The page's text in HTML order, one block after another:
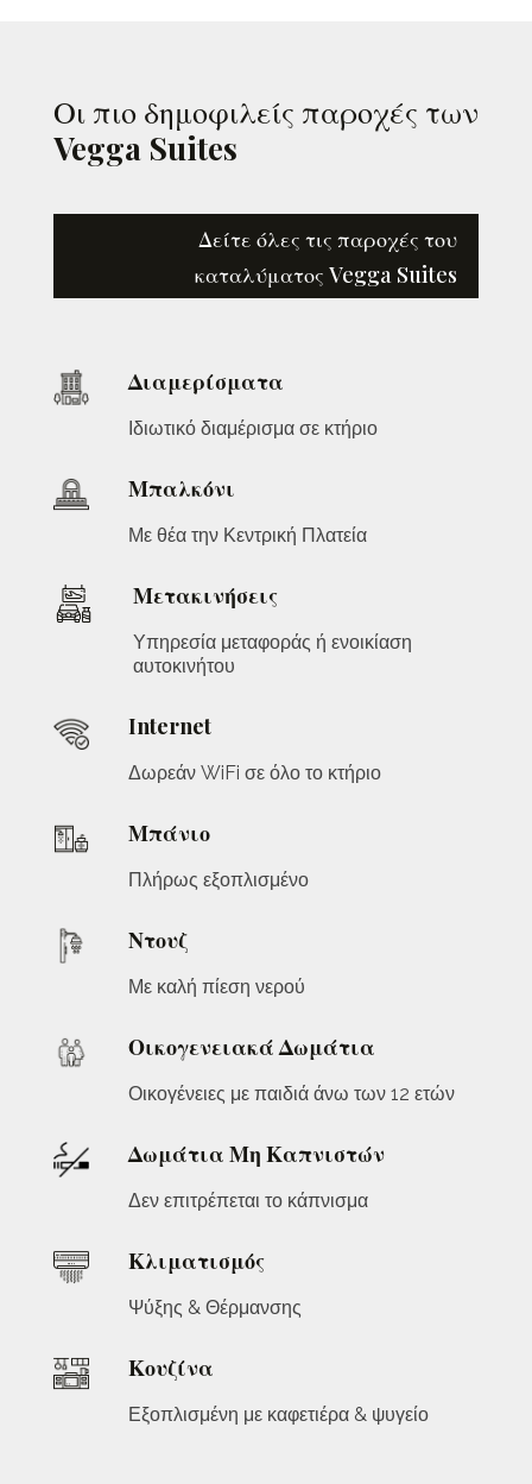
Οι πιο δημοφιλείς παροχές των
Vegga Suites
Δείτε όλες τις παροχές του
καταλύματος Vegga Suites
Διαμερίσματα
Ιδιωτικό διαμέρισμα σε κτήριο
Μπαλκόνι
Με θέα την Κεντρική Πλατεία
Μετακινήσεις
Υπηρεσία μεταφοράς ή ενοικίαση
αυτοκινήτου
Internet
Δωρεάν WiFi σε όλο το κτήριο
Μπάνιο
Πλήρως εξοπλισμένο
Ντουζ
Με καλή πίεση νερού
Οικογενειακά Δωμάτια
Οικογένειες με παιδιά άνω των 12 ετών
Δωμάτια Μη Καπνιστών
Δεν επιτρέπεται το κάπνισμα
Κλιματισμός
Ψύξης & Θέρμανσης
Κουζίνα
Εξοπλισμένη με καφετιέρα & ψυγείο